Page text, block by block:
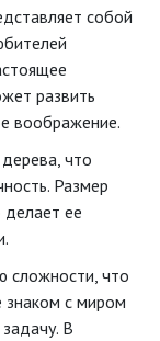
собой
развить
воображение.
что
Размер
ее
сложности, что
с миром
В